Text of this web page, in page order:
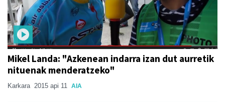
Mikel Landa: "Azkenean indarra izan dut aurretik
nituenak menderatzeko"
Karkara 2015 api 11 AIA